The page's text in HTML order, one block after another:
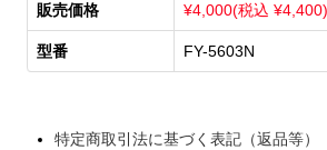
販売価格 ¥4,000(税込 ¥4,400)
型番 FY-5603N
特定商取引法に基づく表記（返品等）